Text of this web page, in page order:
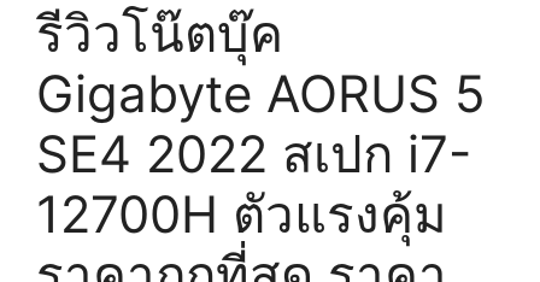
รีวิวโน๊ตบุ๊ค
Gigabyte AORUS 5
SE4 2022 สเปก i7-
12700H ตัวแรงคุ้ม